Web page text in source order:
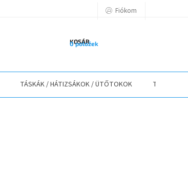
ELÉRHETŐSÉGEK
Fiókom
KOSÁR
0 položek
TÁSKÁK / HÁTIZSÁKOK / ÜTŐTOKOK TEXTIL